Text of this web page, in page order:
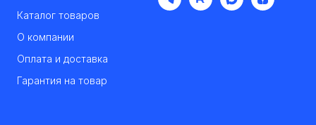
Каталог товаров
О компании
Оплата и доставка
Гарантия на товар